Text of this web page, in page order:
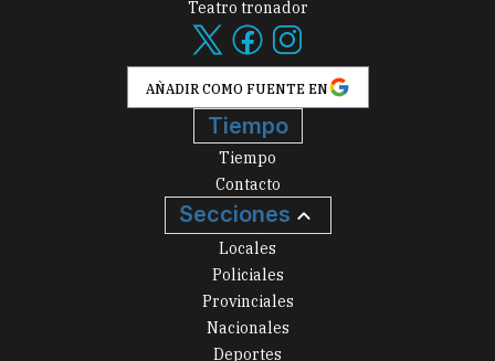
Teatro tronador
AÑADIR COMO FUENTE EN
Tiempo
Tiempo
Contacto
Secciones
Locales
Policiales
Provinciales
Nacionales
Deportes